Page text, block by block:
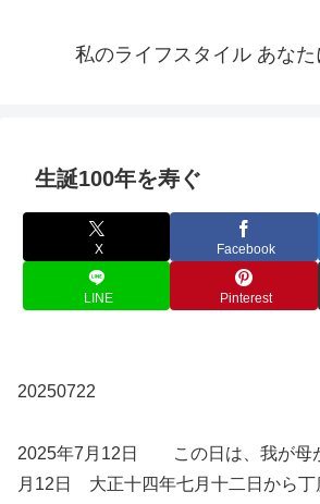
私のライフスタイル あなた
生誕100年を寿ぐ
X Facebook
LINE Pinterest
20250722
2025年7月12日 この日は、我が母
月12日 大正十四年七月十二日から丁